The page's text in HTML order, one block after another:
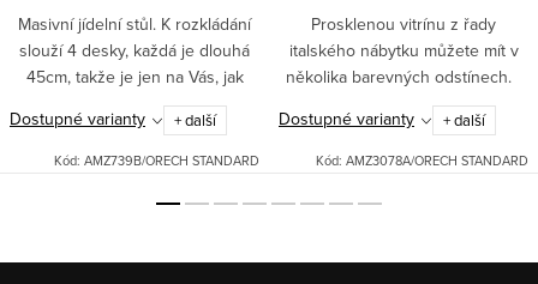
Masivní jídelní stůl. K rozkládání
slouží 4 desky, každá je dlouhá
45cm, takže je jen na Vás, jak
moc si stůl případně zvětšíte.
Materiál masív.Možné dodat v
různých odstínech:...
Dostupné varianty + další
Kód: AMZ739B/ORECH STANDARD
Prosklenou vitrínu z řady
italského nábytku můžete mít v
několika barevných odstínech.
Dostupné varianty
+ další
Kód: AMZ3078A/ORECH STANDARD